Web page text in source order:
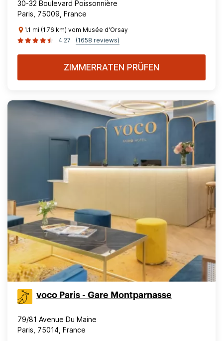
30-32 Boulevard Poissonnière
Paris, 75009, France
1.1 mi (1.76 km) vom Musée d'Orsay
4.27
(1658 reviews)
ZIMMERRATEN PRÜFEN
voco Paris - Gare Montparnasse
79/81 Avenue Du Maine
Paris, 75014, France